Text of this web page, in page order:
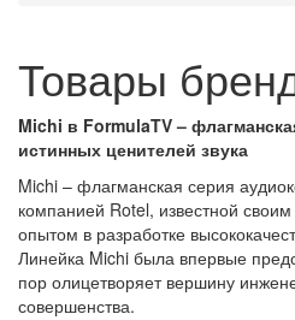
Товары
Michi в FormulaTV –
истинных ценителей звука
Michi – флагманская серия
компанией Rotel, известной
опытом в разработке
Линейка Michi была впервые
пор олицетворяет вершину
совершенства.